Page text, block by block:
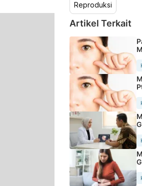
Reproduksi
Artikel Terkait